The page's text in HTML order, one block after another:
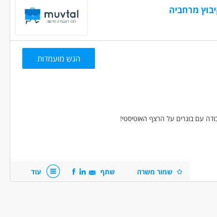
מרחביה
הגש מועמדות
עם בוגרים על הרצף האוטיסטי!
שמור משרה שתף עוד